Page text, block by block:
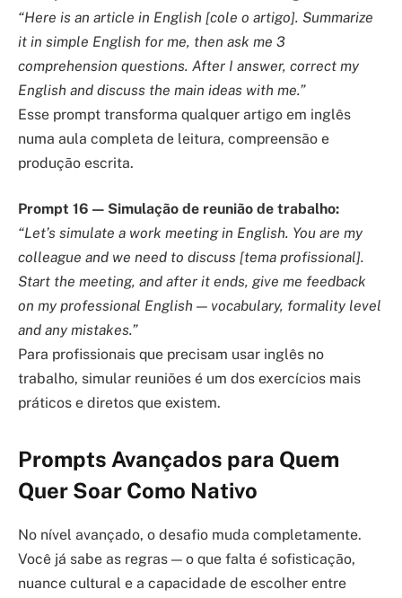
“Here is an article in English [cole o artigo]. Summarize
it in simple English for me, then ask me 3
comprehension questions. After I answer, correct my
English and discuss the main ideas with me.”
Esse prompt transforma qualquer artigo em inglês
numa aula completa de leitura, compreensão e
produção escrita.
Prompt 16 — Simulação de reunião de trabalho:
“Let’s simulate a work meeting in English. You are my
colleague and we need to discuss [tema profissional].
Start the meeting, and after it ends, give me feedback
on my professional English — vocabulary, formality level
and any mistakes.”
Para profissionais que precisam usar inglês no
trabalho, simular reuniões é um dos exercícios mais
práticos e diretos que existem.
Prompts Avançados para Quem
Quer Soar Como Nativo
No nível avançado, o desafio muda completamente.
Você já sabe as regras — o que falta é sofisticação,
nuance cultural e a capacidade de escolher entre